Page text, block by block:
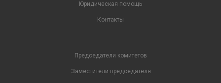
Юридическая помощь
Контакты
Председатели комитетов
Заместители председателя